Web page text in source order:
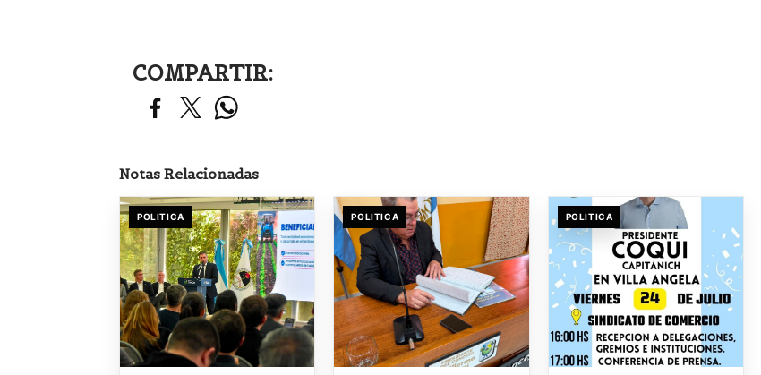
COMPARTIR:
Notas Relacionadas
POLITICA POLITICA POLITICA